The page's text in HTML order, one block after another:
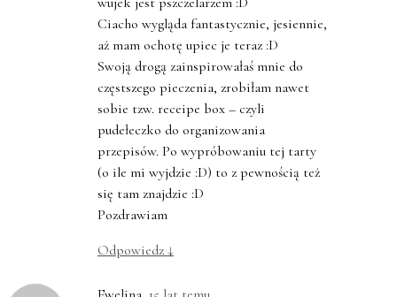
Ciacho wygląda fantastycznie, jesiennie,
aż mam ochotę upiec je teraz :D
Swoją drogą zainspirowałaś mnie do
częstszego pieczenia, zrobiłam nawet
sobie tzw. receipe box – czyli
pudełeczko do organizowania
przepisów. Po wypróbowaniu tej tarty
(o ile mi wyjdzie :D) to z pewnością też
się tam znajdzie :D
Pozdrawiam
Odpowiedz ↓